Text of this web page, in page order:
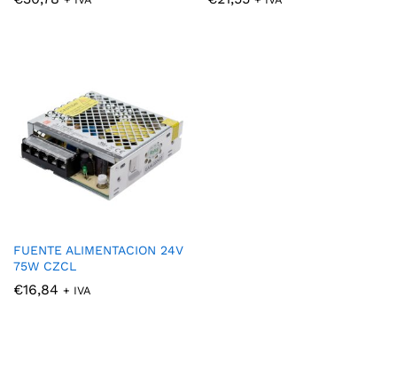
FUENTE ALIMENTACION 24V
75W CZCL
€16,84 + IVA